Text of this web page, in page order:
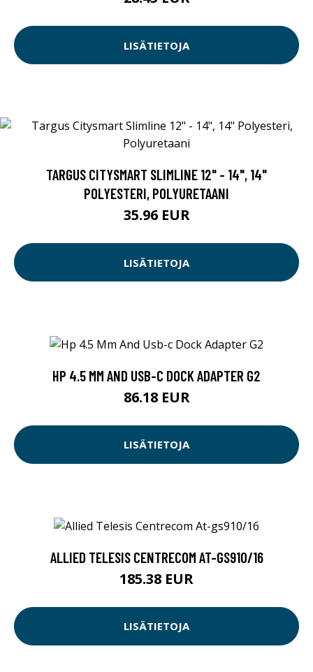
LISÄTIETOJA
TARGUS CITYSMART SLIMLINE 12" - 14", 14"
POLYESTERI, POLYURETAANI
35.96 EUR
LISÄTIETOJA
HP 4.5 MM AND USB-C DOCK ADAPTER G2
86.18 EUR
LISÄTIETOJA
ALLIED TELESIS CENTRECOM AT-GS910/16
185.38 EUR
LISÄTIETOJA